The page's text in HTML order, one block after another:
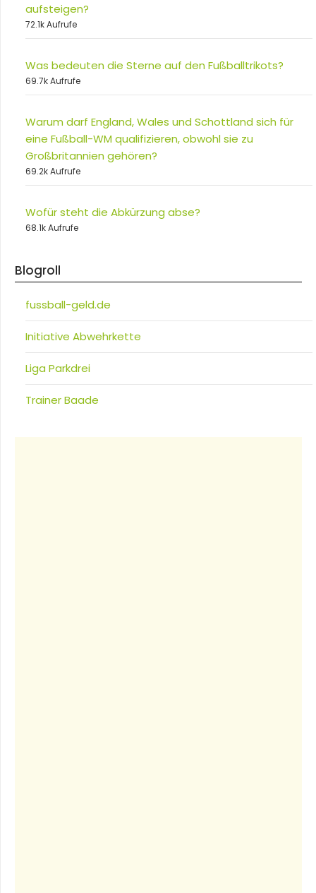
aufsteigen?
72.1k Aufrufe
Was bedeuten die Sterne auf den Fußballtrikots?
69.7k Aufrufe
Warum darf England, Wales und Schottland sich für
eine Fußball-WM qualifizieren, obwohl sie zu
Großbritannien gehören?
69.2k Aufrufe
Wofür steht die Abkürzung abse?
68.1k Aufrufe
Blogroll
fussball-geld.de
Initiative Abwehrkette
Liga Parkdrei
Trainer Baade